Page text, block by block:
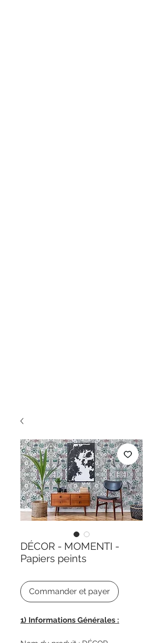
DÉCOR - MOMENTI -
Papiers peints
Commander et payer
1) Informations Générales :